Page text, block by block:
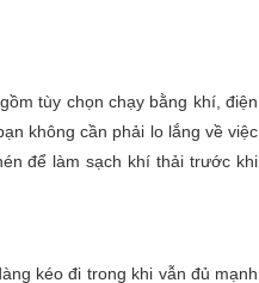
tùy chọn chạy bằng khí, điện
không cần phải lo lắng về việc
để làm sạch khí thải trước khi
kéo đi trong khi vẫn đủ mạnh